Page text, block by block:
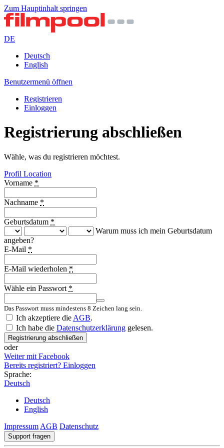
Zum Hauptinhalt springen
DE
Deutsch
English
Benutzermenü öffnen
Registrieren
Einloggen
Registrierung abschließen
Wähle, was du registrieren möchtest.
Profil Location
Vorname *
Nachname *
Geburtsdatum *
Warum muss ich mein Geburtsdatum
angeben?
E-Mail *
E-Mail wiederholen *
Wähle ein Passwort *
Das Passwort muss mindestens 8 Zeichen lang sein.
Country
Ich akzeptiere die AGB.
Ich habe die Datenschutzerklärung gelesen.
Registrierung abschließen
oder
Weiter mit Facebook
Bereits registriert? Einloggen
Sprache:
Deutsch
Deutsch
English
Impressum AGB Datenschutz
Support fragen